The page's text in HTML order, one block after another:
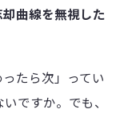
却曲線を無視した
たら次」ってい
ですか。でも、